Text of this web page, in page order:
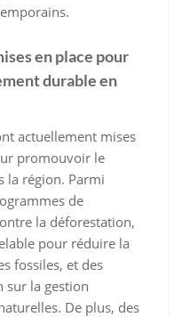
en place pour
durable en
actuellement mises
promouvoir le
la région. Parmi
de
la déforestation,
pour réduire la
fossiles, et des
sur la gestion
De plus, des